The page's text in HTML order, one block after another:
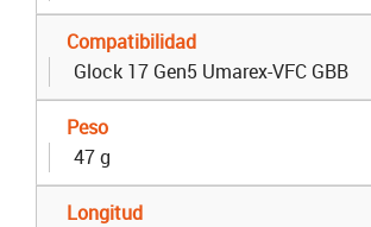
Compatibilidad
Glock 17 Gen5 Umarex-VFC GBB
Peso
47 g
Longitud